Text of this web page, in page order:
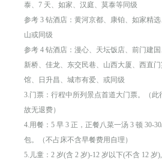
泰、7 天、如家、汉庭、莫泰等同级
参考 3 钻酒店：黄河京都、康铂、如家精
山或同级
参考 4 钻酒店：漫心、天坛饭店、前门建国
新桥、佳龙、东交民巷、山西大厦、西直
馆、日升昌、城市有爱、或同级
3.门票：行程中所列景点首道大门票。（此
故无退费）
4.用餐：5 早 3 正，正餐八菜一汤 3 顿 30-
包。（不占床不含早餐费用自理）
5.儿童：2 岁(含 2 岁)-12 岁以下(不含 12 岁